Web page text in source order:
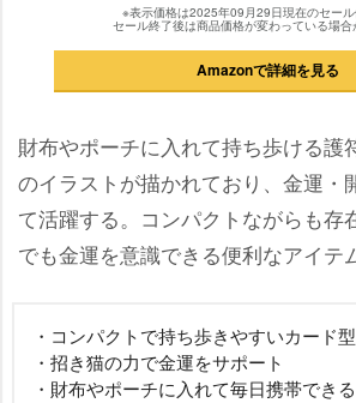
※表示価格は2025年09月29日現在のセール
セール終了後は商品価格が変わっている場合
Amazonで詳細を見る
財布やポーチに入れて持ち歩ける護
のイラストが描かれており、金運・
て活躍する。コンパクトながらも存
でも金運を意識できる便利なアイテ
・コンパクトで持ち歩きやすいカード型
・招き猫の力で金運をサポート
・財布やポーチに入れて毎日携帯できる